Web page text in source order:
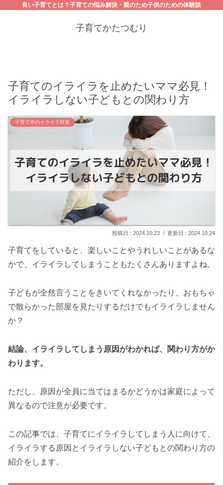
良い子育てとは？子育ての悩み解決・親のため子供のための体験談
子育てかたつむり
子育てのイライラを止めたいママ必見！
イライラしない子どもとの関わり方
子育て中のイライラ対策
2024.10.23 2024.10.24
子育てをしていると、楽しいことやうれしいことがあるな
かで、イライラしてしまうこともたくさんありますよね。
子どもが全然言うことをきいてくれなかったり、おもちゃ
で散らかった部屋を見たりするだけでもイライラしません
か？
結論、イライラしてしまう原因がわかれば、関わり方がか
わります。
ただし、原因が全員に当てはまるかどうかは家庭によって
異なるので注意が必要です。
この記事では、子育てにイライラしてしまう人に向けて、
イライラする原因とイライラしない子どもとの関わり方の
紹介をします。